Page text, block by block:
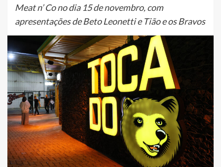
Meat n’ Co no dia 15 de novembro, com
apresentações de Beto Leonetti e Tião e os Bravos